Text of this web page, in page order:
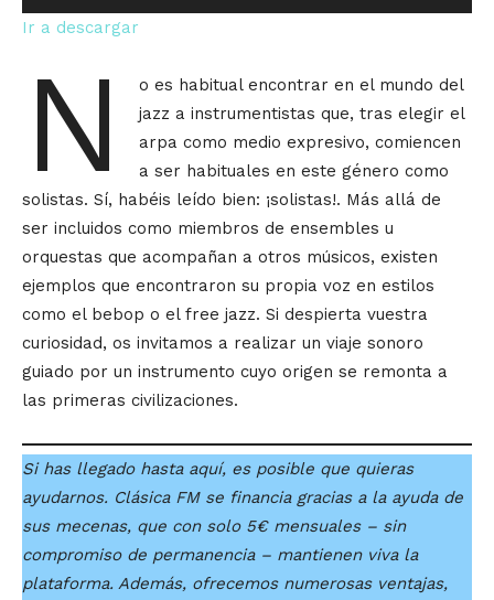
de
audio
Ir a descargar
N
o es habitual encontrar en el mundo del
jazz a instrumentistas que, tras elegir el
arpa como medio expresivo, comiencen
a ser habituales en este género como
solistas. Sí, habéis leído bien: ¡solistas!. Más allá de
ser incluidos como miembros de ensembles u
orquestas que acompañan a otros músicos, existen
ejemplos que encontraron su propia voz en estilos
como el bebop o el free jazz. Si despierta vuestra
curiosidad, os invitamos a realizar un viaje sonoro
guiado por un instrumento cuyo origen se remonta a
las primeras civilizaciones.
Si has llegado hasta aquí, es posible que quieras
ayudarnos. Clásica FM se financia gracias a la ayuda de
sus mecenas, que con solo 5€ mensuales – sin
compromiso de permanencia – mantienen viva la
plataforma. Además, ofrecemos numerosas ventajas,